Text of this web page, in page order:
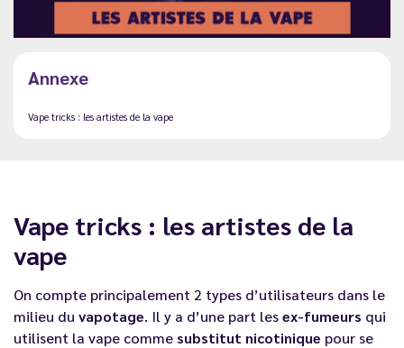
Annexe
Vape tricks : les artistes de la vape
Vape tricks : les artistes de la
vape
On compte principalement 2 types d’utilisateurs dans le
milieu du vapotage. Il y a d’une part lesex-fumeurs qui
utilisent la vape comme substitut nicotinique pour se